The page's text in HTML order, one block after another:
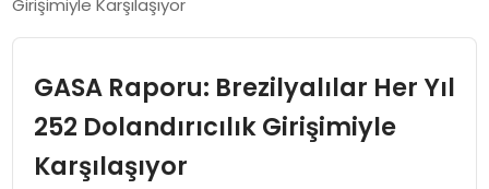
SPOR
GASA Raporu: Brezilyalılar Her Yıl
252 Dolandırıcılık Girişimiyle
Karşılaşıyor